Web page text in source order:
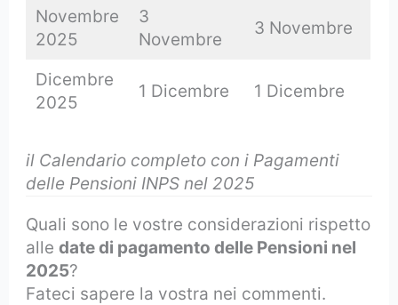
Novembre
2025
3
Novembre
3 Novembre
Dicembre
2025
1 Dicembre 1 Dicembre
il Calendario completo con i Pagamenti
delle Pensioni INPS nel 2025
Quali sono le vostre considerazioni rispetto
alledate di pagamento delle Pensioni nel
2025?
Fateci sapere la vostra nei commenti.